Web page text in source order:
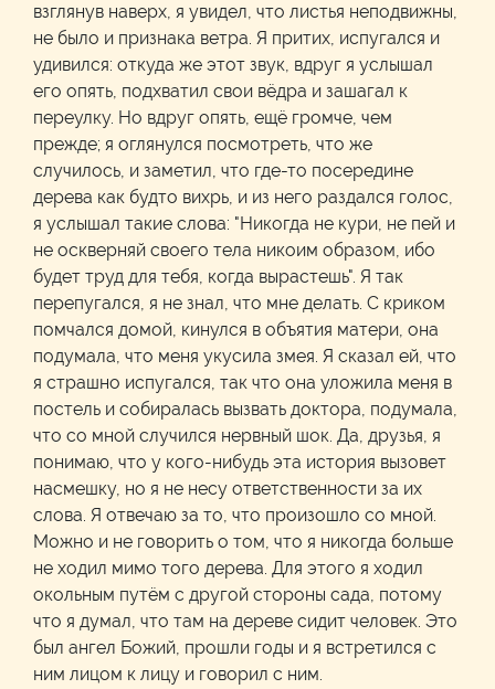
взглянув наверх, я увидел, что листья неподвижны,
не было и признака ветра. Я притих, испугался и
удивился: откуда же этот звук, вдруг я услышал
его опять, подхватил свои вёдра и зашагал к
переулку. Но вдруг опять, ещё громче, чем
прежде; я оглянулся посмотреть, что же
случилось, и заметил, что где-то посередине
дерева как будто вихрь, и из него раздался голос,
я услышал такие слова: "Никогда не кури, не пей и
не оскверняй своего тела никоим образом, ибо
будет труд для тебя, когда вырастешь". Я так
перепугался, я не знал, что мне делать. С криком
помчался домой, кинулся в объятия матери, она
подумала, что меня укусила змея. Я сказал ей, что
я страшно испугался, так что она уложила меня в
постель и собиралась вызвать доктора, подумала,
что со мной случился нервный шок. Да, друзья, я
понимаю, что у кого-нибудь эта история вызовет
насмешку, но я не несу ответственности за их
слова. Я отвечаю за то, что произошло со мной.
Можно и не говорить о том, что я никогда больше
не ходил мимо того дерева. Для этого я ходил
окольным путём с другой стороны сада, потому
что я думал, что там на дереве сидит человек. Это
был ангел Божий, прошли годы и я встретился с
ним лицом к лицу и говорил с ним.